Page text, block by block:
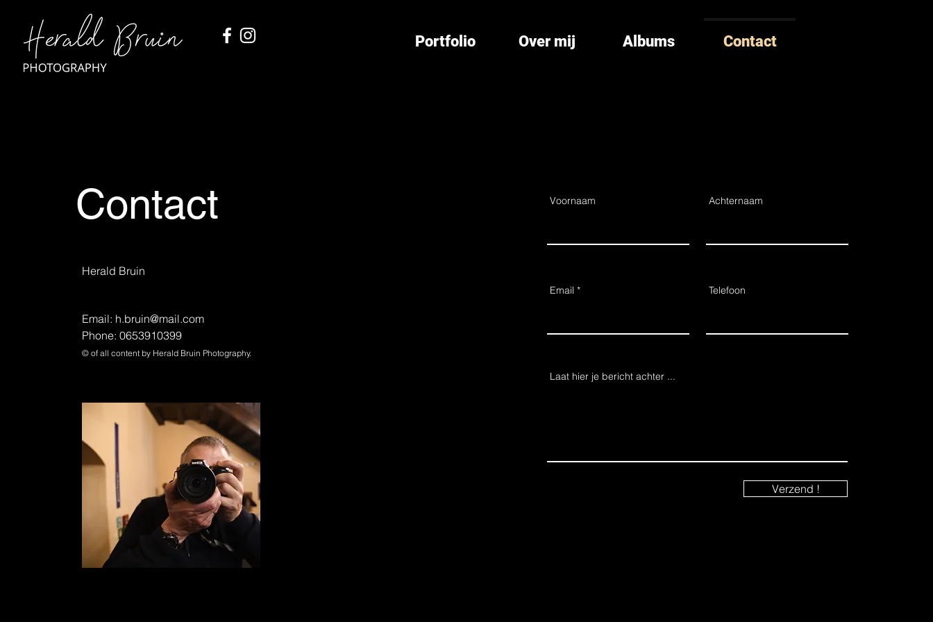
Portfolio Over mij Albums Contact
Contact
Herald Bruin
Email: h.bruin@mail.com
Phone: 0653910399
© of all content by Herald Bruin Photography.
Voornaam Achternaam
Email Telefoon
Laat hier je bericht achter ...
Verzend !